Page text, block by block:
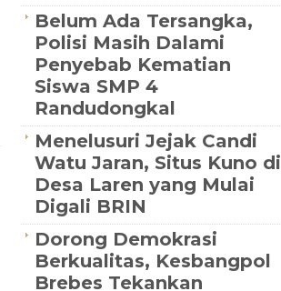
Belum Ada Tersangka,
Polisi Masih Dalami
Penyebab Kematian
Siswa SMP 4
Randudongkal
Menelusuri Jejak Candi
Watu Jaran, Situs Kuno di
Desa Laren yang Mulai
Digali BRIN
Dorong Demokrasi
Berkualitas, Kesbangpol
Brebes Tekankan